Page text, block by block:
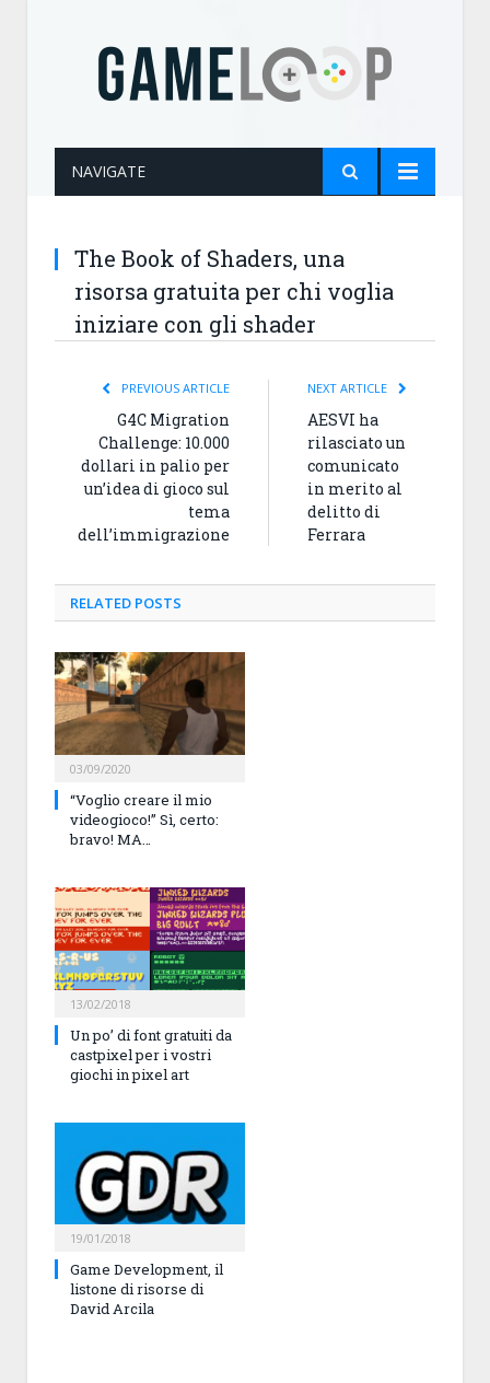
NAVIGATE
The Book of Shaders, una
risorsa gratuita per chi voglia
iniziare con gli shader
PREVIOUS ARTICLE
G4C Migration
Challenge: 10.000
dollari in palio per
un’idea di gioco sul
tema
dell’immigrazione
NEXT ARTICLE
AESVI ha
rilasciato un
comunicato
in merito al
delitto di
Ferrara
RELATED POSTS
03/09/2020
“Voglio creare il mio
videogioco!” Sì, certo:
bravo! MA…
13/02/2018
Un po’ di font gratuiti da
castpixel per i vostri
giochi in pixel art
19/01/2018
Game Development, il
listone di risorse di
David Arcila